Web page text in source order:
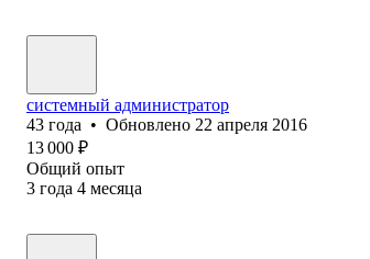
системный администратор
43 года • Обновлено 22 апреля 2016
13 000 ₽
Общий опыт
3 года 4 месяца